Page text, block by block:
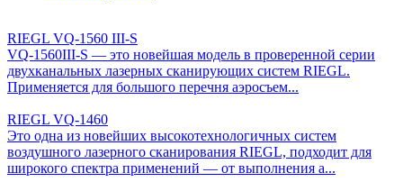
RIEGL VQ-1560 III-S
VQ-1560III-S — это новейшая модель в проверенной серии
двухканальных лазерных сканирующих систем RIEGL.
Применяется для большого перечня аэросъем...
RIEGL VQ-1460
Это одна из новейших высокотехнологичных систем
воздушного лазерного сканирования RIEGL, подходит для
широкого спектра применений — от выполнения а...